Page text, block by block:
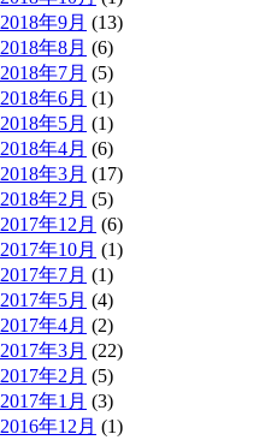
2018年9月 (13)
2018年8月 (6)
2018年7月 (5)
2018年6月 (1)
2018年5月 (1)
2018年4月 (6)
2018年3月 (17)
2018年2月 (5)
2017年12月 (6)
2017年10月 (1)
2017年7月 (1)
2017年5月 (4)
2017年4月 (2)
2017年3月 (22)
2017年2月 (5)
2017年1月 (3)
2016年12月 (1)